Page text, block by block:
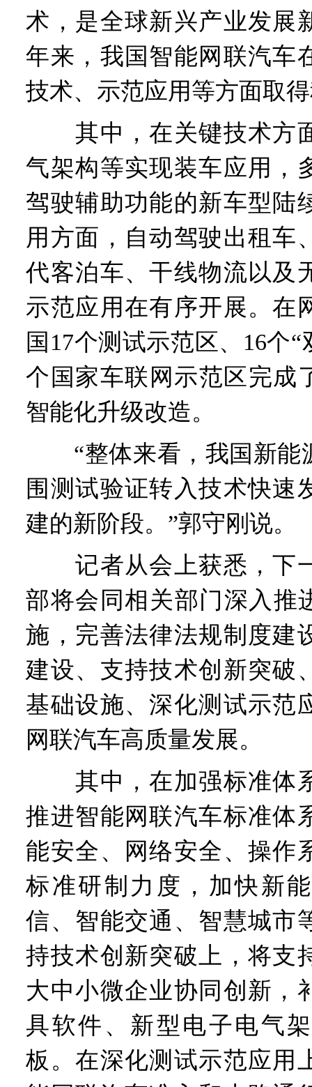
术，是全球新兴产业发展
年来，我国智能网联汽车
技术、示范应用等方面取
其中，在关键技术方
气架构等实现装车应用，
驾驶辅助功能的新车型陆
用方面，自动驾驶出租车
代客泊车、干线物流以及
示范应用在有序开展。在
国17个测试示范区、16个
个国家车联网示范区完成
智能化升级改造。
“整体来看，我国新能
围测试验证转入技术快速
建的新阶段。”郭守刚说。
记者从会上获悉，下
部将会同相关部门深入推
施，完善法律法规制度建
建设、支持技术创新突破
基础设施、深化测试示范
网联汽车高质量发展。
其中，在加强标准体
推进智能网联汽车标准体
能安全、网络安全、操作
标准研制力度，加快新
信、智能交通、智慧城市
持技术创新突破上，将支
大中小微企业协同创新，
具软件、新型电子电气
板。在深化测试示范应用